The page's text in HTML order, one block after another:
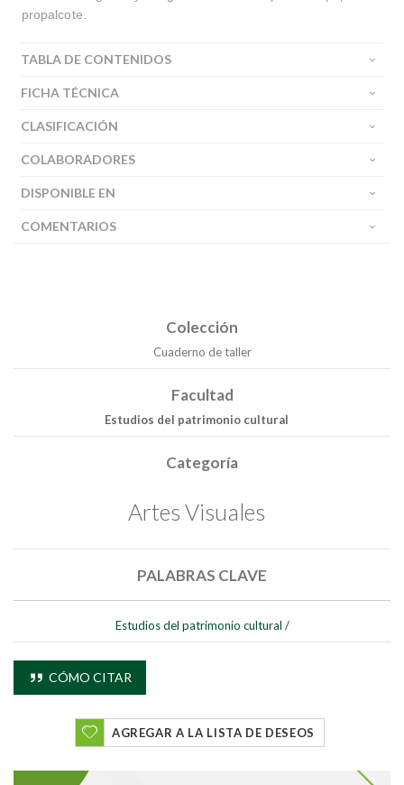
propalcote.
TABLA DE CONTENIDOS
FICHA TÉCNICA
CLASIFICACIÓN
COLABORADORES
DISPONIBLE EN
COMENTARIOS
Colección
Cuaderno de taller
Facultad
Estudios del patrimonio cultural
Categoría
Artes Visuales
PALABRAS CLAVE
Estudios del patrimonio cultural /
CÓMO CITAR
AGREGAR A LA LISTA DE DESEOS